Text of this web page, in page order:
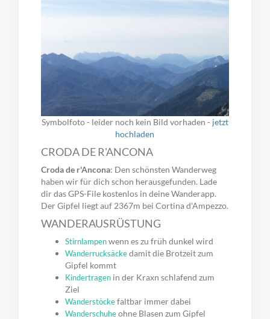
Symbolfoto - leider noch kein Bild vorhaden - jetzt
hochladen
CRODA DE R'ANCONA
Croda de r'Ancona: Den schönsten Wanderweg
haben wir für dich schon herausgefunden. Lade
dir das GPS-File kostenlos in deine Wanderapp.
Der Gipfel liegt auf 2367m bei Cortina d'Ampezzo.
WANDERAUSRÜSTUNG
Stirnlampenwenn es zu früh dunkel wird
Wanderrucksäckedamit die Brotzeit zum
Gipfel kommt
Kindertragen in der Kraxn schlafend zum
Ziel
Wanderstöckefaltbar immer dabei
Wanderschuheohne Blasen zum Gipfel